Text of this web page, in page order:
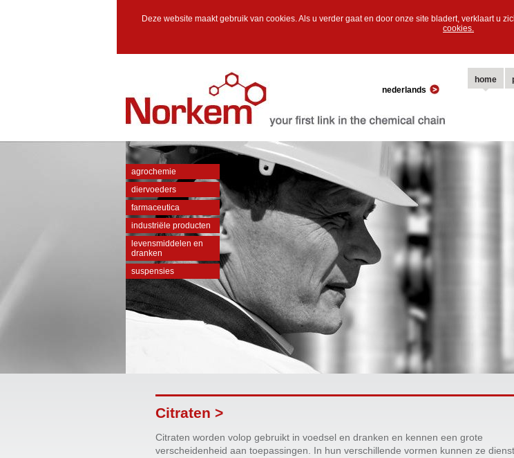
Deze website maakt gebruik van cookies. Als u verder gaat en door onze site bladert, verklaart u
cookies.
home
nederlands
agrochemie
diervoeders
farmaceutica
industriële producten
levensmiddelen en
dranken
suspensies
Citraten >
Citraten worden volop gebruikt in voedsel en dranken en kennen een grote
verscheidenheid aan toepassingen. In hun verschillende vormen kunnen ze